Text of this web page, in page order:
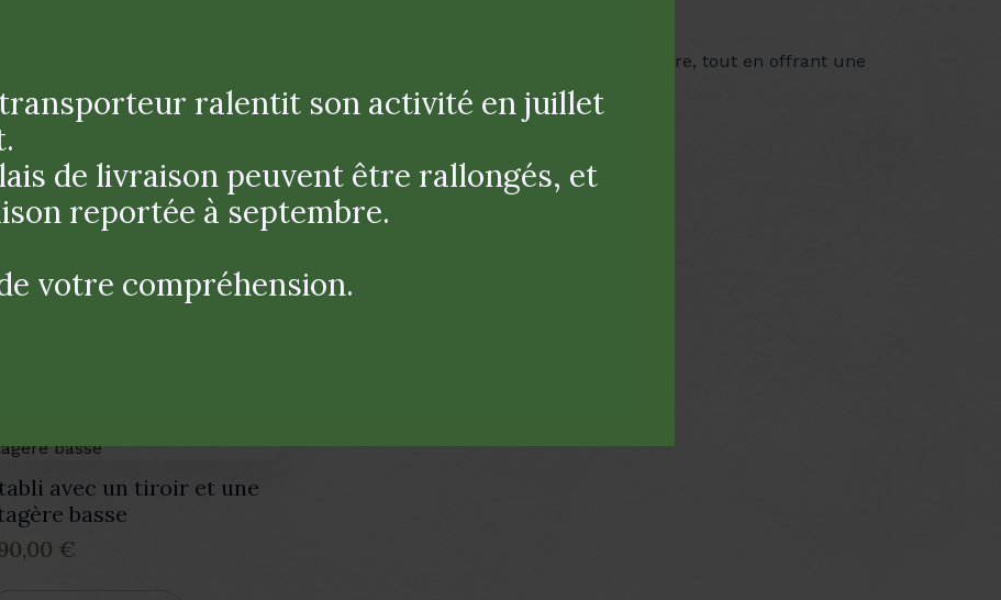
massif. son plateau épais et ses marques du temps racontent une histoire, tout en offrant une
avec un tiroir et une
basse
€
ralentit son activité en juillet
de livraison peuvent être rallongés, et
reportée à septembre.
votre compréhension.